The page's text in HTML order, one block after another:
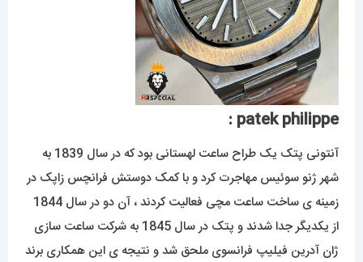
patek philippe :
آنتونی پتک یک طراح ساعت لهستانی بود که در سال 1839 به
شهر ژنو سوئیس مهاجرت کرد و با کمک دوستش فرانچس زاپک در
زمینه ی ساخت ساعت مچی فعالیت کردند ، آن دو در سال 1844
از یکدیگر جدا شدند و پتک در سال 1845 به شرکت ساعت سازی
ژان آدرین فیلیپ فرانسوی ملحق شد و نتیجه ی این همکاری برند